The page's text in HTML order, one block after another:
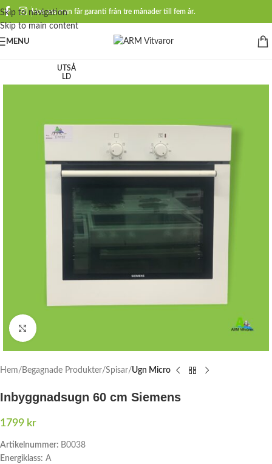
Skip to navigation
Skip to main content
Hos oss man får garanti från tre månader till fem år.
MENU
UTSÅ
LD
Click to enlarge
Hem Begagnade Produkter Spisar Ugn Micro
Inbyggnadsugn 60 cm Siemens
1799 kr
Artikelnummer: B0038
Energiklass: A